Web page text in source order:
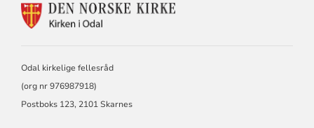
KONTAKTINFORMASJON
Odal kirkelige fellesråd
(org nr 976987918)
Postboks 123, 2101 Skarnes